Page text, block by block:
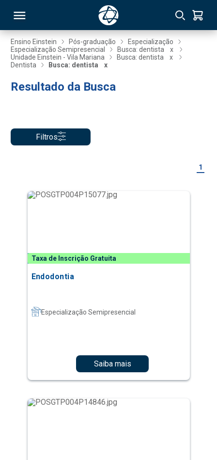
Ensino Einstein Pós-graduação
Especialização
Especialização Semipresencial
Busca: dentista
x
Unidade Einstein - Vila Mariana
Busca: dentista
x
Dentista
Busca: dentista x
Resultado da Busca
Filtros
1
Taxa de Inscrição Gratuita
Endodontia
Especialização Semipresencial
Saiba mais